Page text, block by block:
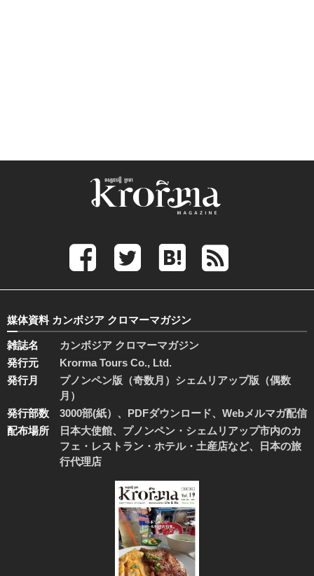
媒体資料 カンボジア クロマーマガジン
雑誌名
カンボジア クロマーマガジン
発行元
Krorma Tours Co., Ltd.
発行月
プノンペン版（奇数月）シェムリアップ版（偶数
月）
発行部数
3000部(紙）、PDFダウンロード、Webメルマガ配信
配布場所
日本大使館、プノンペン・シェムリアップ市内のカ
フェ・レストラン・ホテル・土産店など、日本の旅
行代理店